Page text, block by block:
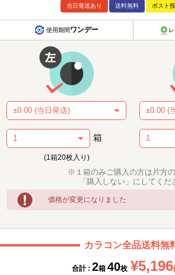
当日発送あり 送料無料 ポスト
使用期間ワンデー
箱
(1箱20枚入り)
※１箱のみご購入の方は片方
「購入しない」にしてくだ
価格が変更になりました
カラコン全品送料無
合計 : 2箱 40枚 ¥5,196